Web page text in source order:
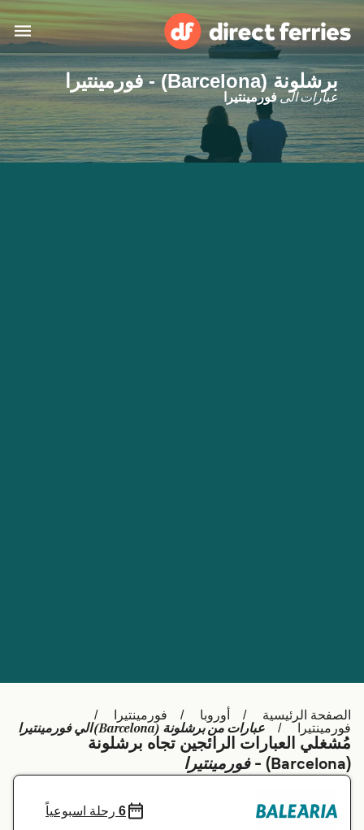
البلدان
تذاكر العبّارة
België (NL)
Ελλάδα
Belgique (FR)
Polska
Deutschland
Schweiz (DE)
Indonesia
Maroc (FR)
برشلونة (Barcelona) - فورمينتيرا
عبارات الىفورمينتيرا
الصفحة الرئيسية أوروبا
فورمينتيرا
فورمينتيرا
عبارات من برشلونة (Barcelona) الي فورمينتيرا
مُشغلي العبارات الرائجين تجاه برشلونة
(Barcelona) -
فورمينتيرا
6 رحلة اسبوعياً